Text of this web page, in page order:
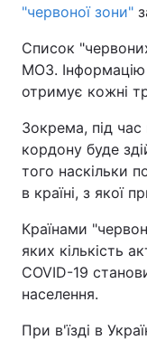
"червоної зони"
Список
МОЗ.
отримує кожні
Зокрема, під час
кордону буде
того наскільки
в країні, з якої
Країнами
яких кількість
COVID-19
населення.
При в'їзді в